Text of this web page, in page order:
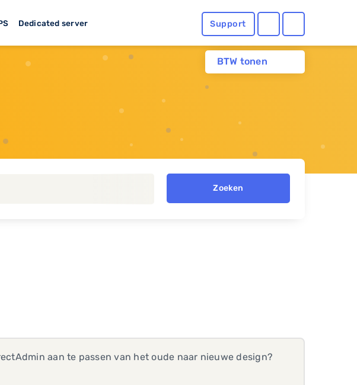
Dedicated server Support
BTW tonen
Zoeken
aan te passen van het oude naar nieuwe design?